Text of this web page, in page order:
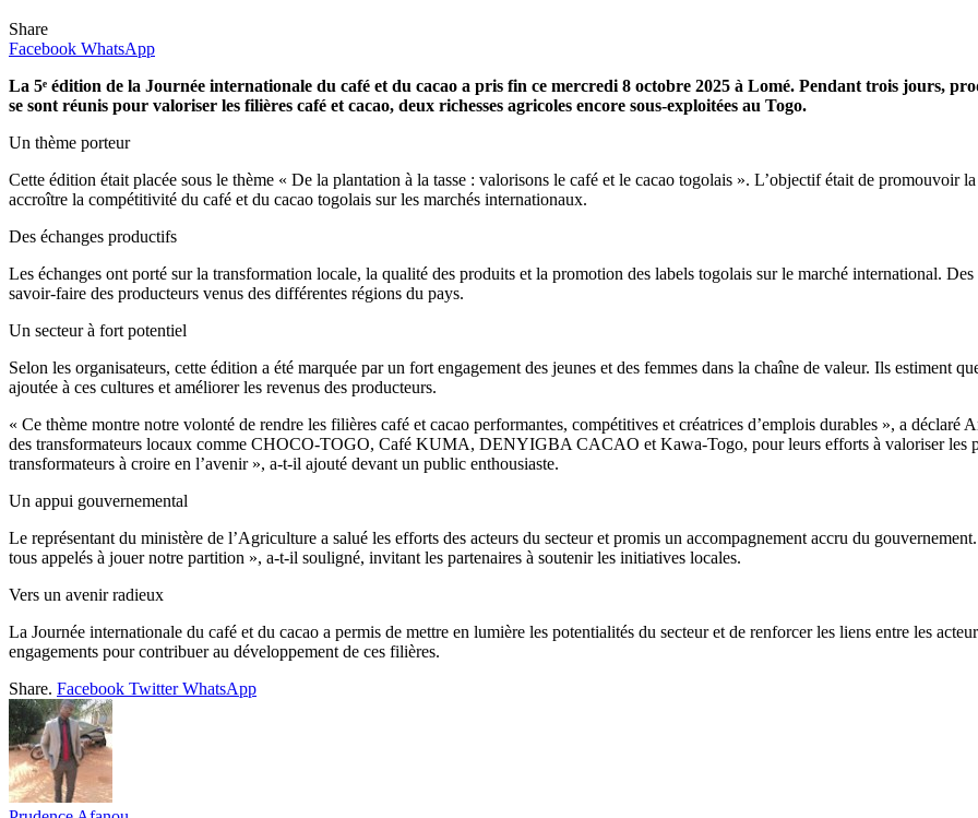
Share
Facebook WhatsApp
La 5ᵉ édition de la Journée internationale du café et du cacao a pris fin ce mercredi 8 octobre 2025 à Lomé. Pendant trois jours,
se sont réunis pour valoriser les filières café et cacao, deux richesses agricoles encore sous-exploitées au Togo.
Un thème porteur
Cette édition était placée sous le thème « De la plantation à la tasse : valorisons le café et le cacao togolais ». L’objectif était de promouvoir
accroître la compétitivité du café et du cacao togolais sur les marchés internationaux.
Des échanges productifs
Les échanges ont porté sur la transformation locale, la qualité des produits et la promotion des labels togolais sur le marché international.
savoir-faire des producteurs venus des différentes régions du pays.
Un secteur à fort potentiel
Selon les organisateurs, cette édition a été marquée par un fort engagement des jeunes et des femmes dans la chaîne de valeur. Ils estiment
ajoutée à ces cultures et améliorer les revenus des producteurs.
« Ce thème montre notre volonté de rendre les filières café et cacao performantes, compétitives et créatrices d’emplois durables », a
des transformateurs locaux comme CHOCO-TOGO, Café KUMA, DENYIGBA CACAO et Kawa-Togo, pour leurs efforts à valoriser les
transformateurs à croire en l’avenir », a-t-il ajouté devant un public enthousiaste.
Un appui gouvernemental
Le représentant du ministère de l’Agriculture a salué les efforts des acteurs du secteur et promis un accompagnement accru du
tous appelés à jouer notre partition », a-t-il souligné, invitant les partenaires à soutenir les initiatives locales.
Vers un avenir radieux
La Journée internationale du café et du cacao a permis de mettre en lumière les potentialités du secteur et de renforcer les liens entre les
engagements pour contribuer au développement de ces filières.
Share. Facebook Twitter WhatsApp